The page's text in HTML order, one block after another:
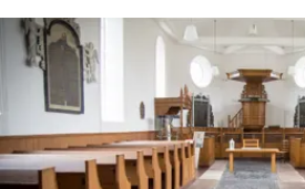
B
n
d
B
r